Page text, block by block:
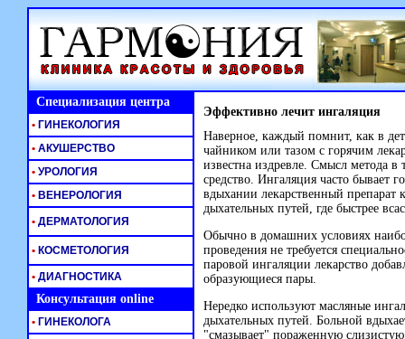
Специализация центра Эффективно лечит ингаляция
Наверное, каждый помнит, как в
чайником или тазом с горячим
известна издревле. Смысл метода в
средство. Ингаляция часто бывает
вдыхании лекарственный препарат
дыхательных путей, где быстрее
Обычно в домашних условиях
проведения не требуется
паровой ингаляции лекарство
образующиеся пары.
Нередко используют масляные
дыхательных путей. Больной
"смазывает" пораженную
• ГИНЕКОЛОГИЯ
• АКУШЕРСТВО
• УРОЛОГИЯ
• ВЕНЕРОЛОГИЯ
• ДЕРМАТОЛОГИЯ
• КОСМЕТОЛОГИЯ
• ДИАГНОСТИКА
Консультация online
• ГИНЕКОЛОГА